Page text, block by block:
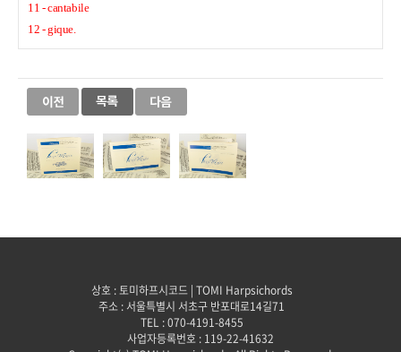
11 - cantabile
12 - gique.
상호 : 토미하프시코드 | TOMI Harpsichords
주소 : 서울특별시 서초구 반포대로14길71
TEL : 070-4191-8455
사업자등록번호 : 119-22-41632